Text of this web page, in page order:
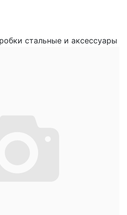
стальные и аксессуары